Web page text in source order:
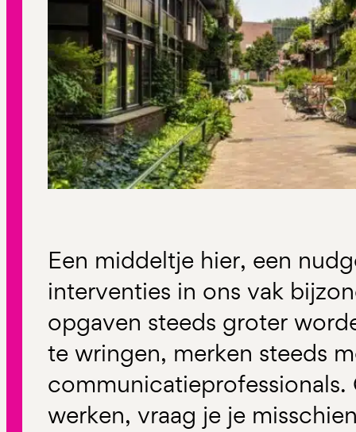
Een middeltje hier, een
interventies in ons vak
opgaven steeds groter
te wringen, merken steeds
werken, vraag je je